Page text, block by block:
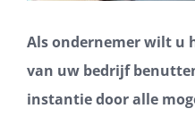
Als ondernemer wilt u
van uw bedrijf
instantie door alle